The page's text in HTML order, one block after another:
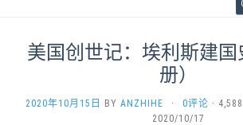
美国创世记：埃利斯建国
册）
2020年10月15日 BY ANZHIHE · 0评论 ·
2020/10/17